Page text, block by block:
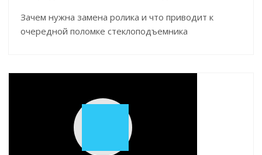
Зачем нужна замена ролика и что приводит к
очередной поломке стеклоподъемника
Play